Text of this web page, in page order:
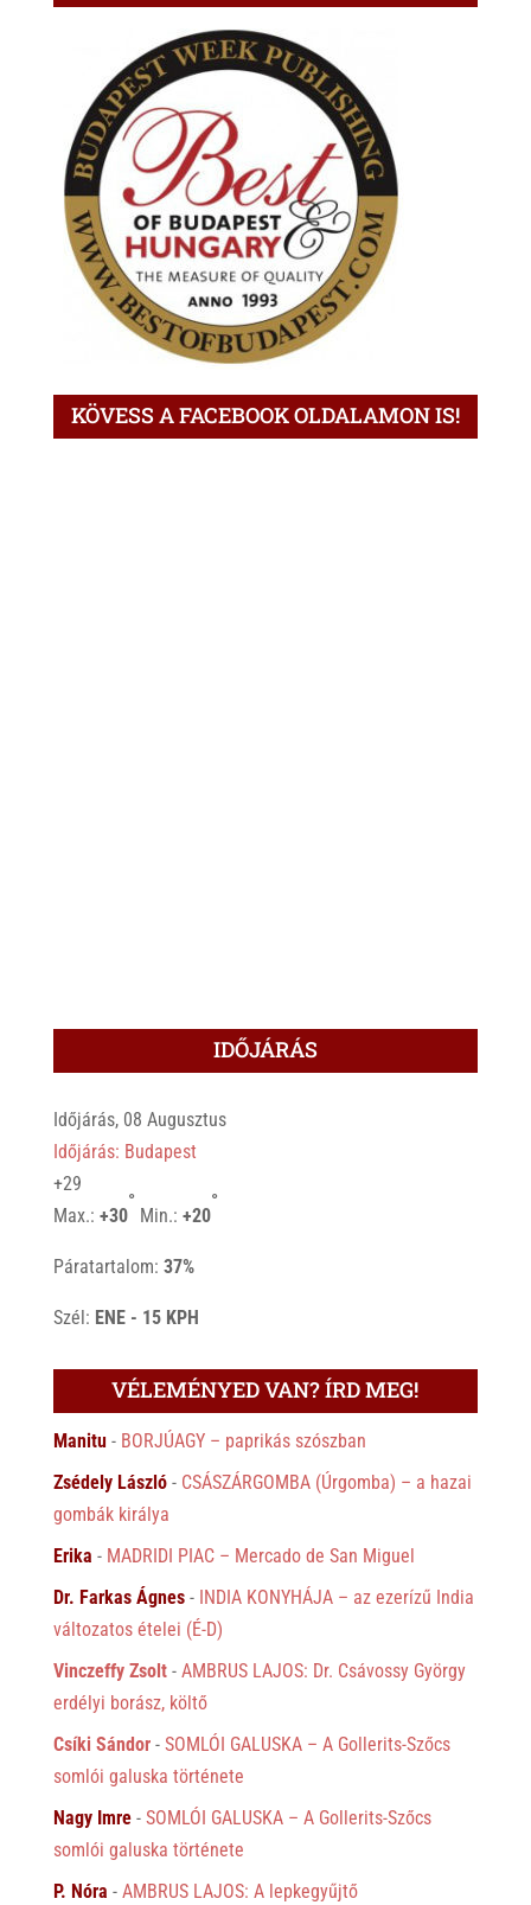
KÖVESS A FACEBOOK OLDALAMON IS!
IDŐJÁRÁS
Időjárás, 08 Augusztus
Időjárás: Budapest
+29
Max.: +30
°
Min.: +20
°
Páratartalom: 37%
Szél: ENE - 15 KPH
VÉLEMÉNYED VAN? ÍRD MEG!
Manitu- BORJÚAGY – paprikás szószban
Zsédely László- CSÁSZÁRGOMBA (Úrgomba) – a hazai
gombák királya
Erika - MADRIDI PIAC – Mercado de San Miguel
Dr. Farkas Ágnes- INDIA KONYHÁJA – az ezerízű India
változatos ételei (É-D)
Vinczeffy Zsolt- AMBRUS LAJOS: Dr. Csávossy György
erdélyi borász, költő
Csíki Sándor- SOMLÓI GALUSKA – A Gollerits-Szőcs
somlói galuska története
Nagy Imre- SOMLÓI GALUSKA – A Gollerits-Szőcs
somlói galuska története
P. Nóra - AMBRUS LAJOS: A lepkegyűjtő